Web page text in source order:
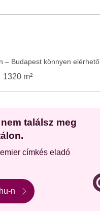
Budapest könnyen
1320 m²
találsz meg
címkés eladó
n